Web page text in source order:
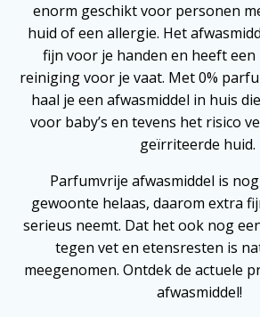
enorm geschikt voor personen
huid of een allergie. Het
fijn voor je handen en heeft een
reiniging voor je vaat. Met 0%
haal je een afwasmiddel in huis
voor baby’s en tevens het risico
geïrriteerde huid.
Parfumvrije afwasmiddel is
gewoonte helaas, daarom extra
serieus neemt. Dat het ook nog
tegen vet en etensresten is
meegenomen. Ontdek de actuele
afwasmiddel!